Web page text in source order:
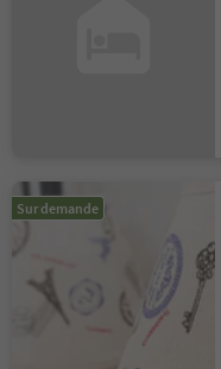
Sur demande